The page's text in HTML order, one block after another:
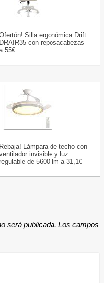
Ofertón! Silla ergonómica Drift
DRAIR35 con reposacabezas
a 55€
Rebaja! Lámpara de techo con
ventilador invisible y luz
regulable de 5600 lm a 31,1€
será publicada. Los campos